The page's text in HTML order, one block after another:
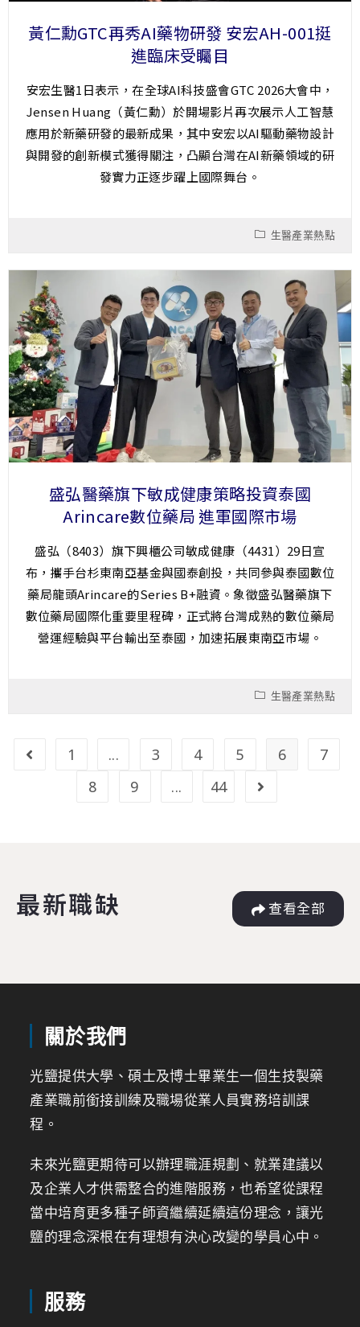
黃仁勳GTC再秀AI藥物研發 安宏AH-001挺
進臨床受矚目
安宏生醫1日表示，在全球AI科技盛會GTC 2026大會中，
Jensen Huang（黃仁勳）於開場影片再次展示人工智慧
應用於新藥研發的最新成果，其中安宏以AI驅動藥物設計
與開發的創新模式獲得關注，凸顯台灣在AI新藥領域的研
發實力正逐步躍上國際舞台。
生醫產業熱點
盛弘醫藥旗下敏成健康策略投資泰國
Arincare數位藥局 進軍國際市場
盛弘（8403）旗下興櫃公司敏成健康（4431）29日宣
布，攜手台杉東南亞基金與國泰創投，共同參與泰國數位
藥局龍頭Arincare的Series B+融資。象徵盛弘醫藥旗下
數位藥局國際化重要里程碑，正式將台灣成熟的數位藥局
營運經驗與平台輸出至泰國，加速拓展東南亞市場。
生醫產業熱點
1 ... 3 4 5 6
7
8
9 ... 44
最新職缺 查看全部
關於我們
光鹽提供大學、碩士及博士畢業生一個生技製藥
產業職前銜接訓練及職場從業人員實務培訓課
程。
未來光鹽更期待可以辦理職涯規劃、就業建議以
及企業人才供需整合的進階服務，也希望從課程
當中培育更多種子師資繼續延續這份理念，讓光
鹽的理念深根在有理想有決心改變的學員心中。
服務